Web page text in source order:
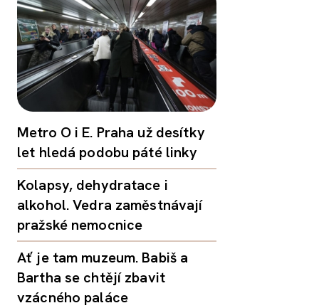
Metro O i E. Praha už desítky
let hledá podobu páté linky
Kolapsy, dehydratace i
alkohol. Vedra zaměstnávají
pražské nemocnice
Ať je tam muzeum. Babiš a
Bartha se chtějí zbavit
vzácného paláce